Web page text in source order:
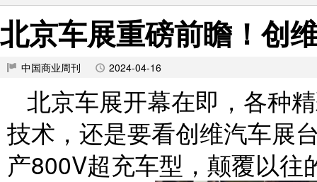
北京车展重磅前瞻！创
中国商业周刊 2024-04-16
北京车展开幕在即，各种
技术，还是要看创维汽车展
产800V超充车型，颠覆以往